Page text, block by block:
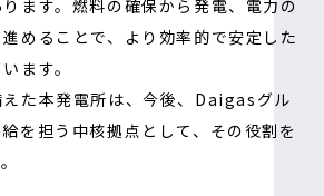
ます。燃料の確保から発電、電力の
めることで、より効率的で安定した
ます。
た本発電所は、今後、Daigasグル
を担う中核拠点として、その役割を